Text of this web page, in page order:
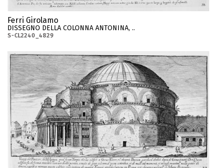
Ferri Girolamo
DISSEGNO DELLA COLONNA ANTONINA, ..
S-CL2240_4829